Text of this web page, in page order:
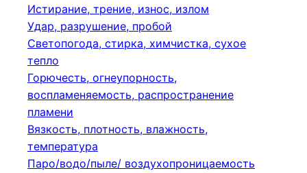
Истирание, трение, износ, излом
Удар, разрушение, пробой
Светопогода, стирка, химчистка, сухое
тепло
Горючесть, огнеупорность,
воспламеняемость, распространение
пламени
Вязкость, плотность, влажность,
температура
Паро/водо/пыле/ воздухопроницаемость